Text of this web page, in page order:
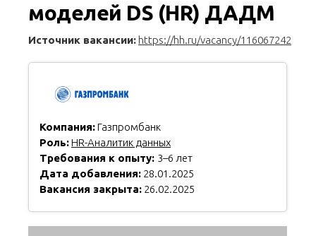
моделей DS (HR) ДАДМ
Источник вакансии: https://hh.ru/vacancy/116067242
Компания:Газпромбанк
Роль:HR-Аналитик данных
Требования к опыту: 3–6 лет
Дата добавления: 28.01.2025
Вакансия закрыта: 26.02.2025